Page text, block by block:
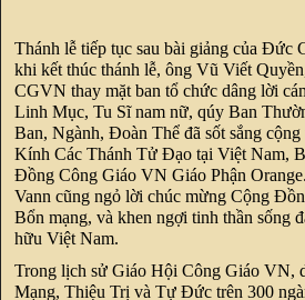
Thánh lễ tiếp tục sau bài giảng của Đức
khi kết thúc thánh lễ, ông Vũ Viết
CGVN thay mặt ban tổ chức dâng lời
Linh Mục, Tu Sĩ nam nữ, qúy Ban
Ban, Ngành, Đoàn Thể đã sốt sắng
Kính Các Thánh Tử Đạo tại Việt Nam,
Đồng Công Giáo VN Giáo Phận
Vann cũng ngỏ lời chúc mừng Cộng
Bổn mạng, và khen ngợi tinh thần sống
hữu Việt Nam.
Trong lịch sử Giáo Hội Công Giáo VN,
Mạng, Thiệu Trị và Tự Đức trên 300